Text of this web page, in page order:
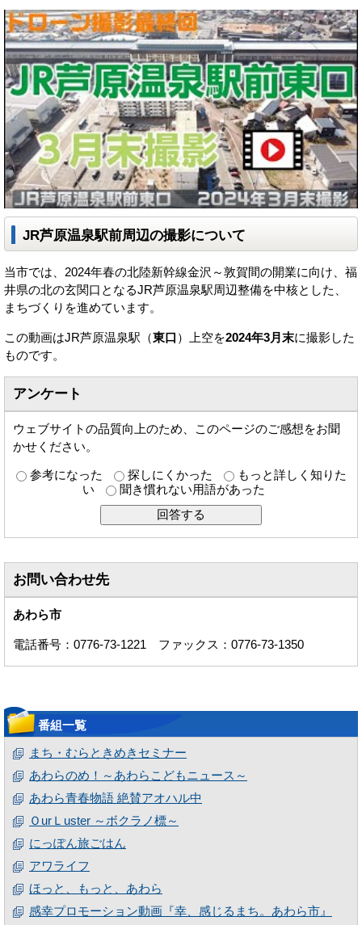
JR芦原温泉駅前周辺の撮影について
当市では、2024年春の北陸新幹線金沢～敦賀間の開業に向け、福
井県の北の玄関口となるJR芦原温泉駅周辺整備を中核とした、
まちづくりを進めています。
この動画はJR芦原温泉駅（東口 ）上空を2024年3月末に撮影した
ものです。
アンケート
ウェブサイトの品質向上のため、このページのご感想をお聞
かせください。
参考になった 探しにくかった
もっと詳しく知りた
い
聞き慣れない用語があった
お問い合わせ先
あわら市
電話番号：0776-73-1221 ファックス：0776-73-1350
番組一覧
まち・むらときめきセミナー
あわらのめ！～あわらこどもニュース～
あわら青春物語 絶賛アオハル中
ＯurＬuster ～ボクラノ標～
にっぽん旅ごはん
アワライフ
ほっと、もっと、あわら
感幸プロモーション動画『幸、感じるまち。あわら市』